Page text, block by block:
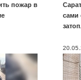
пожар в
сами